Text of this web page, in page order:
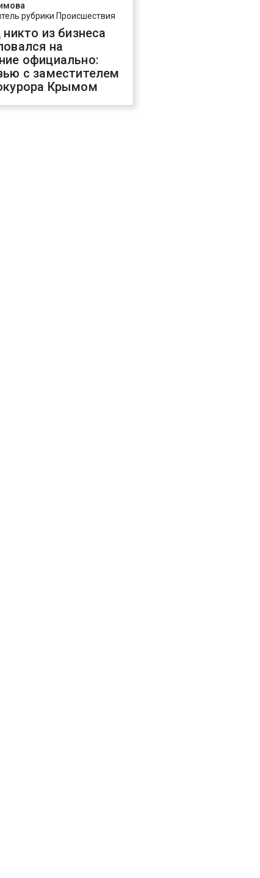
рубрики Происшествия
никто из бизнеса
на
официально:
с заместителем
Крымом